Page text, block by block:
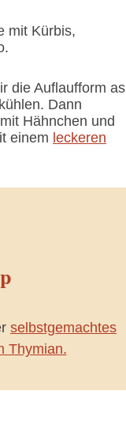
die Auflaufform as
Dann
Hähnchen und
einem leckeren
selbstgemachtes
Thymian.